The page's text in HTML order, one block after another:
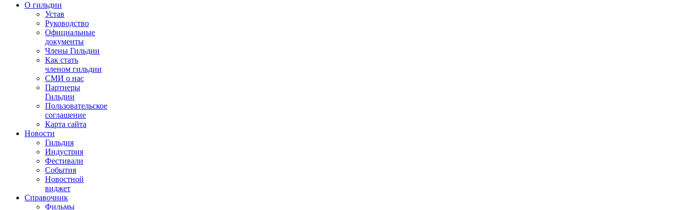
О гильдии
Устав
Руководство
Официальные
документы
Члены Гильдии
Как стать
членом гильдии
СМИ о нас
Партнеры
Гильдии
Пользовательское
соглашение
Карта сайта
Новости
Гильдия
Индустрия
Фестивали
События
Новостной
виджет
Справочник
Фильмы